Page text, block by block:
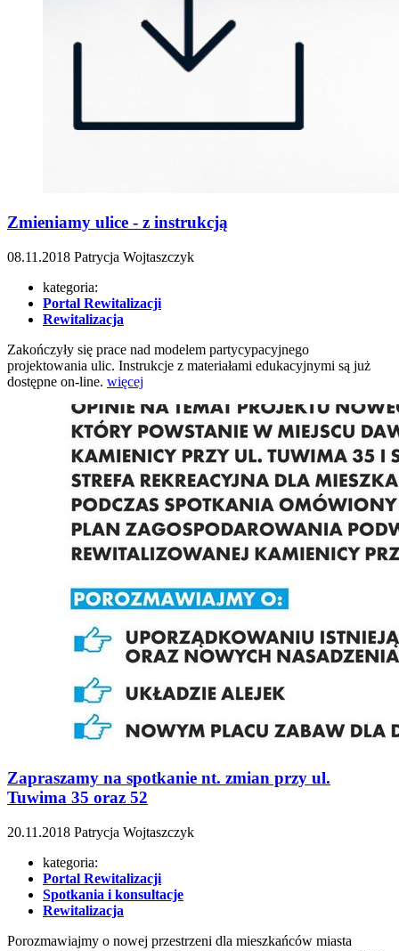
Zmieniamy ulice - z instrukcją
08.11.2018 Patrycja Wojtaszczyk
kategoria:
Portal Rewitalizacji
Rewitalizacja
Zakończyły się prace nad modelem partycypacyjnego
projektowania ulic. Instrukcje z materiałami edukacyjnymi są już
dostępne on-line. więcej
Zapraszamy na spotkanie nt. zmian przy ul.
Tuwima 35 oraz 52
20.11.2018 Patrycja Wojtaszczyk
kategoria:
Portal Rewitalizacji
Spotkania i konsultacje
Rewitalizacja
Porozmawiajmy o nowej przestrzeni dla mieszkańców miasta